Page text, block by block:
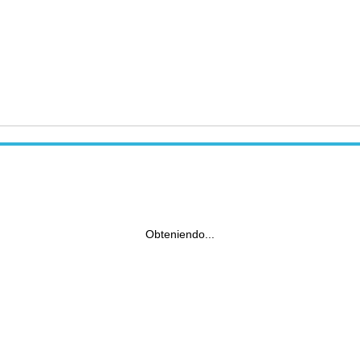
Obteniendo...